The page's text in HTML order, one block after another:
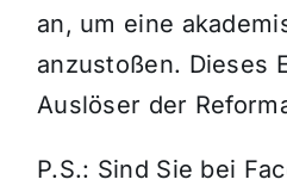
an, um eine
anzustoßen. Dieses
Auslöser der
P.S.: Sind Sie bei